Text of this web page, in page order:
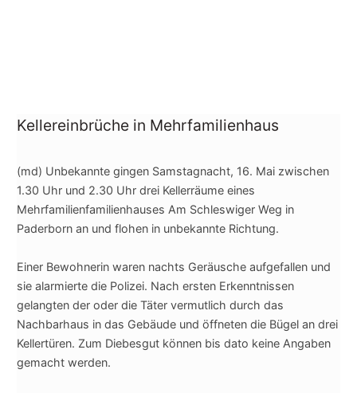
Kellereinbrüche in Mehrfamilienhaus
(md) Unbekannte gingen Samstagnacht, 16. Mai zwischen
1.30 Uhr und 2.30 Uhr drei Kellerräume eines
Mehrfamilienfamilienhauses Am Schleswiger Weg in
Paderborn an und flohen in unbekannte Richtung.
Einer Bewohnerin waren nachts Geräusche aufgefallen und
sie alarmierte die Polizei. Nach ersten Erkenntnissen
gelangten der oder die Täter vermutlich durch das
Nachbarhaus in das Gebäude und öffneten die Bügel an drei
Kellertüren. Zum Diebesgut können bis dato keine Angaben
gemacht werden.